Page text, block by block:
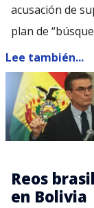
acusación de
plan de
Lee también...
Reos
en Bolivia